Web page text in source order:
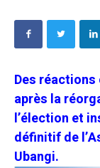
Des
après la
l’élection et
définitif de
Ubangi.